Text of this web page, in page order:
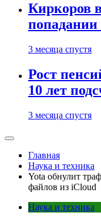
Киркоров
попадании
3 месяца спустя
Рост
10 лет
3 месяца спустя
Главная
Наука и техника
Yota обнулит
файлов из iCloud
Наука и техника